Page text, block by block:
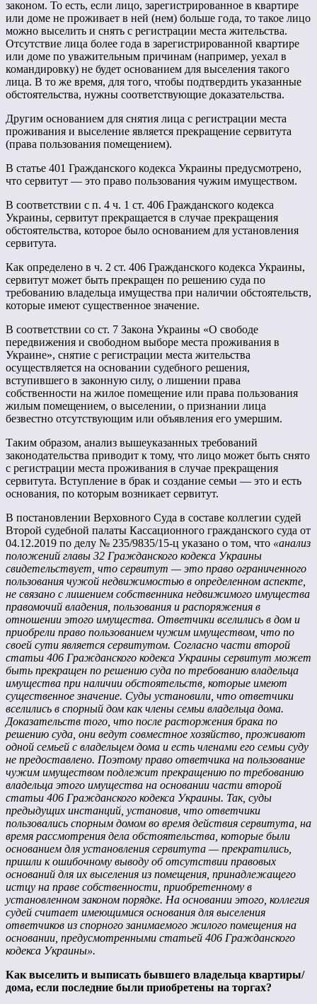
законом. То есть, если лицо, зарегистрированное в квартире
или доме не проживает в ней (нем) больше года, то такое лицо
можно выселить и снять с регистрации места жительства.
Отсутствие лица более года в зарегистрированной квартире
или доме по уважительным причинам (например, уехал в
командировку) не будет основанием для выселения такого
лица. В то же время, для того, чтобы подтвердить указанные
обстоятельства, нужны соответствующие доказательства.
Другим основанием для снятия лица с регистрации места
проживания и выселение является прекращение сервитута
(права пользования помещением).
В статье 401 Гражданского кодекса Украины предусмотрено,
что сервитут — это право пользования чужим имуществом.
В соответствии с п. 4 ч. 1 ст. 406 Гражданского кодекса
Украины, сервитут прекращается в случае прекращения
обстоятельства, которое было основанием для установления
сервитута.
Как определено в ч. 2 ст. 406 Гражданского кодекса Украины,
сервитут может быть прекращен по решению суда по
требованию владельца имущества при наличии обстоятельств,
которые имеют существенное значение.
В соответствии со ст. 7 Закона Украины «О свободе
передвижения и свободном выборе места проживания в
Украине», снятие с регистрации места жительства
осуществляется на основании судебного решения,
вступившего в законную силу, о лишении права
собственности на жилое помещение или права пользования
жилым помещением, о выселении, о признании лица
безвестно отсутствующим или объявления его умершим.
Таким образом, анализ вышеуказанных требований
законодательства приводит к тому, что лицо может быть снято
с регистрации места проживания в случае прекращения
сервитута. Вступление в брак и создание семьи — это и есть
основания, по которым возникает сервитут.
В постановлении Верховного Суда в составе коллегии судей
Второй судебной палаты Кассационного гражданского суда от
04.12.2019 по делу № 235/9835/15-ц указано о том, что «анализ
положений главы 32 Гражданского кодекса Украины
свидетельствует, что сервитут — это право ограниченного
пользования чужой недвижимостью в определенном аспекте,
не связано с лишением собственника недвижимого имущества
правомочий владения, пользования и распоряжения в
отношении этого имущества. Ответчики вселились в дом и
приобрели право пользованием чужим имуществом, что по
своей сути является сервитутом. Согласно части второй
статьи 406 Гражданского кодекса Украины сервитут может
быть прекращен по решению суда по требованию владельца
имущества при наличии обстоятельств, которые имеют
существенное значение. Суды установили, что ответчики
вселились в спорный дом как члены семьи владельца дома.
Доказательств того, что после расторжения брака по
решению суда, они ведут совместное хозяйство, проживают
одной семьей с владельцем дома и есть членами его семьи суду
не предоставлено. Поэтому право ответчика на пользование
чужим имуществом подлежит прекращению по требованию
владельца этого имущества на основании части второй
статьи 406 Гражданского кодекса Украины. Так, суды
предыдущих инстанций, установив, что ответчики
пользовались спорным домом во время действия сервитута, на
время рассмотрения дела обстоятельства, которые были
основанием для установления сервитута — прекратились,
пришли к ошибочному выводу об отсутствии правовых
оснований для их выселения из помещения, принадлежащего
истцу на праве собственности, приобретенному в
установленном законом порядке. На основании этого, коллегия
судей считает имеющимися основания для выселения
ответчиков из спорного занимаемого жилого помещения на
основании, предусмотренными статьей 406 Гражданского
кодекса Украины».
Как выселить и выписать бывшего владельца квартиры/
дома, если последние были приобретены на торгах?